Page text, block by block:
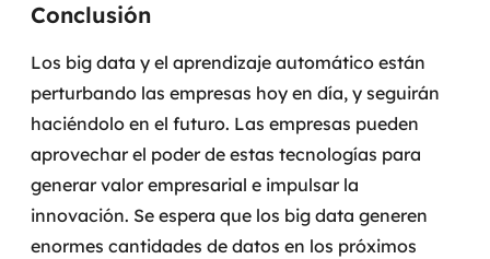
Conclusión
Los big data y el aprendizaje automático están
perturbando las empresas hoy en día, y seguirán
haciéndolo en el futuro. Las empresas pueden
aprovechar el poder de estas tecnologías para
generar valor empresarial e impulsar la
innovación. Se espera que los big data generen
enormes cantidades de datos en los próximos